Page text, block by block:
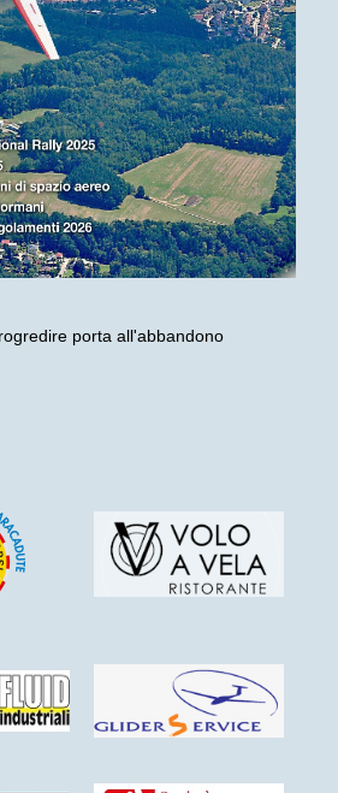
porta all'abbandono